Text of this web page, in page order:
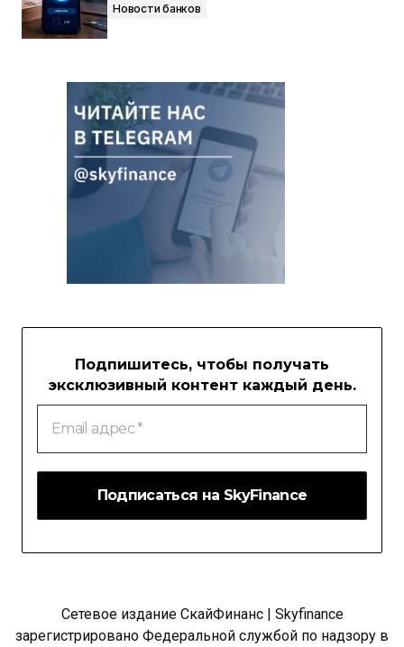
Новости банков
Подпишитесь, чтобы получать
эксклюзивный контент каждый день.
Email
адрес
Сетевое издание СкайФинанс | Skyfinance
зарегистрировано Федеральной службой по надзору в